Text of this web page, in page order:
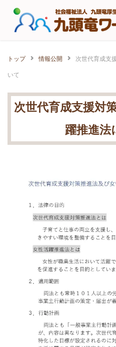
Skip
トップ 情報公開 次世代育成支
いて
次世代育成支援対
躍推進法